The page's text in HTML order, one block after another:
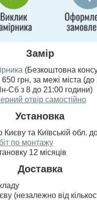
Замір
(Безкоштовна
650 грн, за межі міста
Сб з 8 до 21:00 години)
отвір самостійно
Установка
Києву та Київській обл.
по монтажу
12 місяців
Доставка
(незалежно від